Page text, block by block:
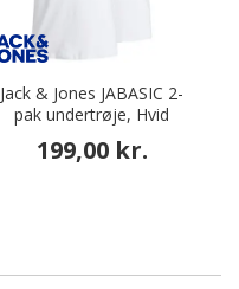
Jack & Jones JABASIC 2-
pak undertrøje, Hvid
199,00 kr.